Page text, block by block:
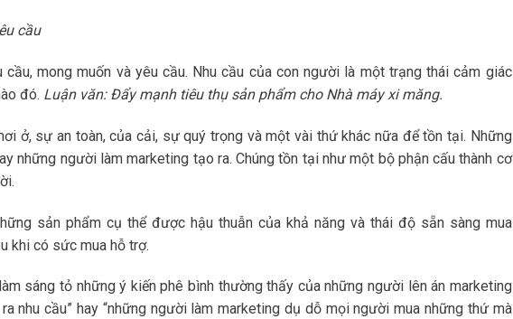
cầu
cầu, mong muốn và yêu cầu. Nhu cầu của con người là một trạng thái cảm giác
đó. Luận văn: Đẩy mạnh tiêu thụ sản phẩm cho Nhà máy xi măng.
ở, sự an toàn, của cải, sự quý trọng và một vài thứ khác nữa để tồn tại. Những
những người làm marketing tạo ra. Chúng tồn tại như một bộ phận cấu thành cơ
sản phẩm cụ thể được hậu thuẫn của khả năng và thái độ sẵn sàng mua
khi có sức mua hỗ trợ.
sáng tỏ những ý kiến phê bình thường thấy của những người lên án marketing
nhu cầu” hay “những người làm marketing dụ dỗ mọi người mua những thứ mà